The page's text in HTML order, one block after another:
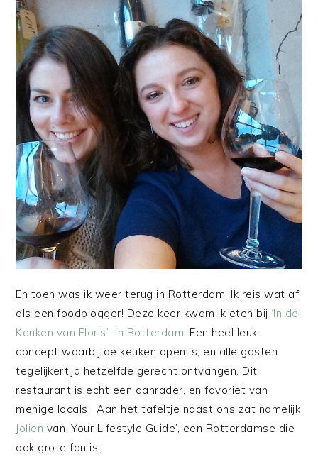
En toen was ik weer terug in Rotterdam. Ik reis wat af
als een foodblogger! Deze keer kwam ik eten bij ‘In de
Keuken van Floris’ in Rotterdam. Een heel leuk
concept waarbij de keuken open is, en alle gasten
tegelijkertijd hetzelfde gerecht ontvangen. Dit
restaurant is echt een aanrader, en favoriet van
menige locals. Aan het tafeltje naast ons zat namelijk
Jolien van ‘Your Lifestyle Guide’, een Rotterdamse die
ook grote fan is.